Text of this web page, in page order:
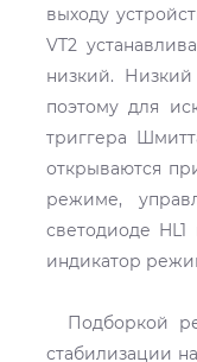
выходу
VT2
низкий.
поэтому для
триггера
открываются
режиме,
светодиоде
индикатор
Подборкой
стабилизации